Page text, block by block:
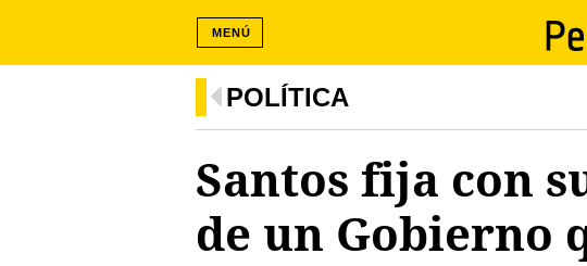
MENÚ
POLÍTICA
Santos fija con
de un Gobierno